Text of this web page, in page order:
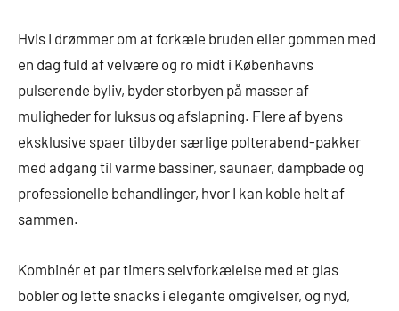
Hvis I drømmer om at forkæle bruden eller gommen med
en dag fuld af velvære og ro midt i Københavns
pulserende byliv, byder storbyen på masser af
muligheder for luksus og afslapning. Flere af byens
eksklusive spaer tilbyder særlige polterabend-pakker
med adgang til varme bassiner, saunaer, dampbade og
professionelle behandlinger, hvor I kan koble helt af
sammen.
Kombinér et par timers selvforkælelse med et glas
bobler og lette snacks i elegante omgivelser, og nyd,